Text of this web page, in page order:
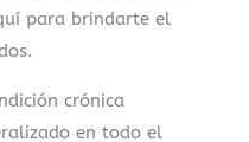
para brindarte el
crónica
en todo el